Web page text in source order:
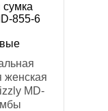
855-6
женская
MD-